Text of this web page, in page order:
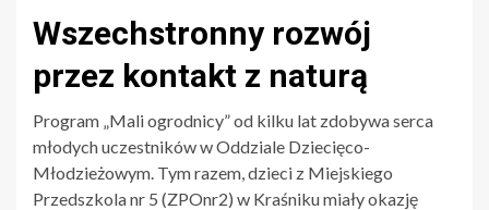
Wszechstronny rozwój
przez kontakt z naturą
Program „Mali ogrodnicy” od kilku lat zdobywa serca
młodych uczestników w Oddziale Dziecięco-
Młodzieżowym. Tym razem, dzieci z Miejskiego
Przedszkola nr 5 (ZPOnr2) w Kraśniku miały okazję